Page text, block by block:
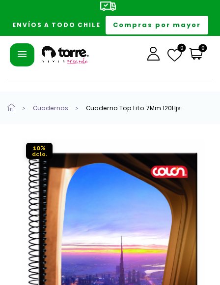
ENVÍOS A TODO CHILE Compras por mayor
0 0
Cuadernos Cuaderno Top Lito 7Mm 120Hjs.
10%